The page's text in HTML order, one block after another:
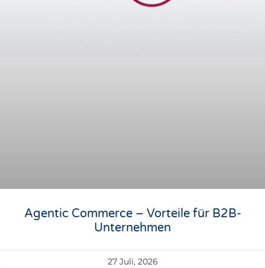
Agentic Commerce – Vorteile für B2B-
Unternehmen
27 Juli, 2026